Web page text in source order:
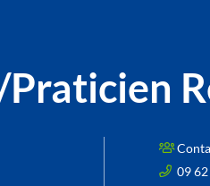
09